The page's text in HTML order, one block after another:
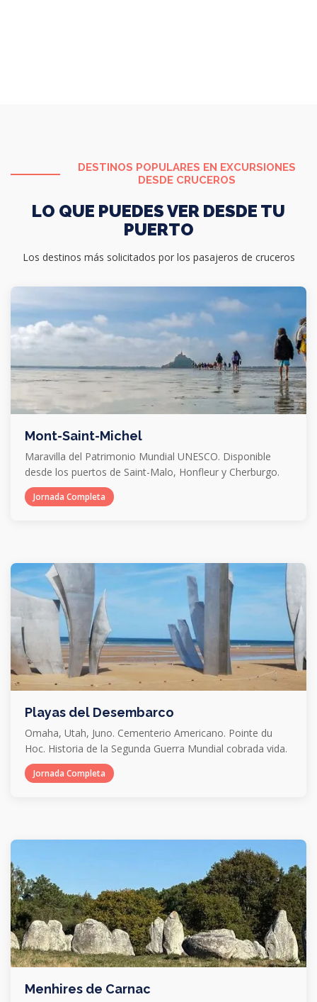
DESTINOS POPULARES EN EXCURSIONES
DESDE CRUCEROS
LO QUE PUEDES VER DESDE TU
PUERTO
Los destinos más solicitados por los pasajeros de cruceros
Mont-Saint-Michel
Maravilla del Patrimonio Mundial UNESCO. Disponible
desde los puertos de Saint-Malo, Honfleur y Cherburgo.
Jornada Completa
Playas del Desembarco
Omaha, Utah, Juno. Cementerio Americano. Pointe du
Hoc. Historia de la Segunda Guerra Mundial cobrada vida.
Jornada Completa
Menhires de Carnac